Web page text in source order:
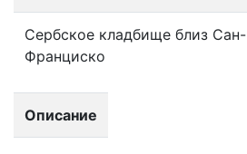
Сербское кладбище близ Сан-
Франциско
Описание